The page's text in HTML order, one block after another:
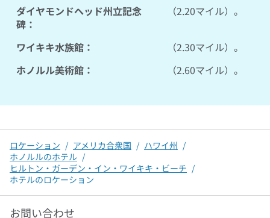
ダイヤモンドヘッド州立記念
碑：
（2.20マイル）。
ワイキキ水族館：
（2.30マイル）。
ホノルル美術館：
（2.60マイル）。
ロケーション / アメリカ合衆国 / ハワイ州 /
ホノルルのホテル /
ヒルトン・ガーデン・イン・ワイキキ・ビーチ /
ホテルのロケーション
お問い合わせ